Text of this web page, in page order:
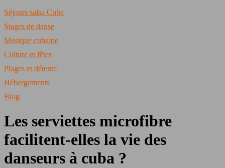
Séjours salsa Cuba
Stages de danse
Musique cubaine
Culture et fêtes
Plages et détente
Hébergements
Blog
Les serviettes microfibre
facilitent-elles la vie des
danseurs à cuba ?